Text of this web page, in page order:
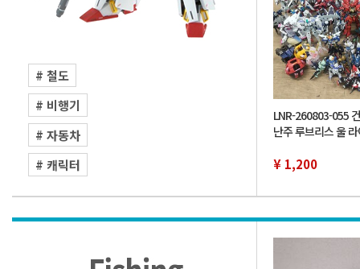
# 철도
# 비행기
# 자동차
# 캐릭터
LNR-260803-055
난주 루브리스 울
외 GUNDAM
¥ 1,200